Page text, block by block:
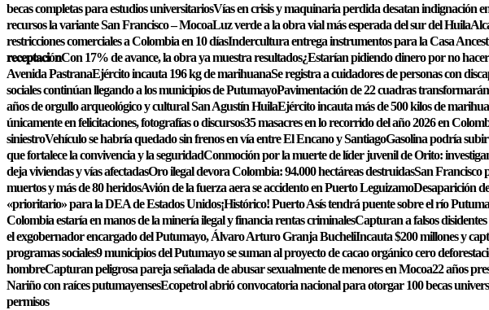
becas completas para estudios universitariosVías en crisis y maquinaria perdida desatan indignación
recursos la variante San Francisco – MocoaLuz verde a la obra vial más esperada del sur del Huila
restricciones comerciales a Colombia en 10 díasIndercultura entrega instrumentos para la Casa
𝐫𝐞𝐜𝐞𝐩𝐭𝐚𝐜𝐢ó𝐧Con 17% de avance, la obra ya muestra resultados¿Estarían pidiendo dinero por no
Avenida PastranaEjército incauta 196 kg de marihuanaSe registra a cuidadores de personas con
sociales continúan llegando a los municipios de PutumayoPavimentación de 22 cuadras
años de orgullo arqueológico y cultural San Agustín HuilaEjército incauta más de 500 kilos de
únicamente en felicitaciones, fotografías o discursos35 masacres en lo recorrido del año 2026 en
siniestroVehículo se habría quedado sin frenos en vía entre El Encano y SantiagoGasolina podría
que fortalece la convivencia y la seguridadConmoción por la muerte de líder juvenil de Orito:
deja viviendas y vías afectadasOro ilegal devora Colombia: 94.000 hectáreas destruidasSan Francisco
muertos y más de 80 heridosAvión de la fuerza aera se accidento en Puerto LeguizamoDesaparición
«prioritario» para la DEA de Estados Unidos¡Histórico! Puerto Asís tendrá puente sobre el río
Colombia estaría en manos de la minería ilegal y financia rentas criminalesCapturan a falsos
el exgobernador encargado del Putumayo, Álvaro Arturo Granja BucheliIncauta $200 millones y
programas sociales9 municipios del Putumayo se suman al proyecto de cacao orgánico cero
hombreCapturan peligrosa pareja señalada de abusar sexualmente de menores en Mocoa22 años
Nariño con raíces putumayensesEcopetrol abrió convocatoria nacional para otorgar 100 becas
permisos